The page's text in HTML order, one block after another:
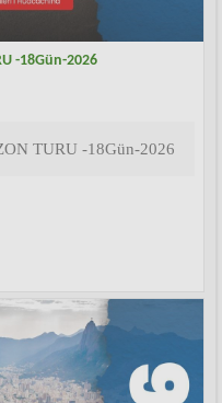
-18Gün-2026
TURU -18Gün-2026